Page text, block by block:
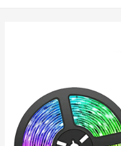
Bluetooth,
fjernbetjening
og